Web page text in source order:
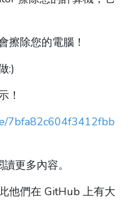
擦除您的電腦！
:)
！
7bfa82c604f3412fbb
更多內容。
他們在 GitHub 上有大